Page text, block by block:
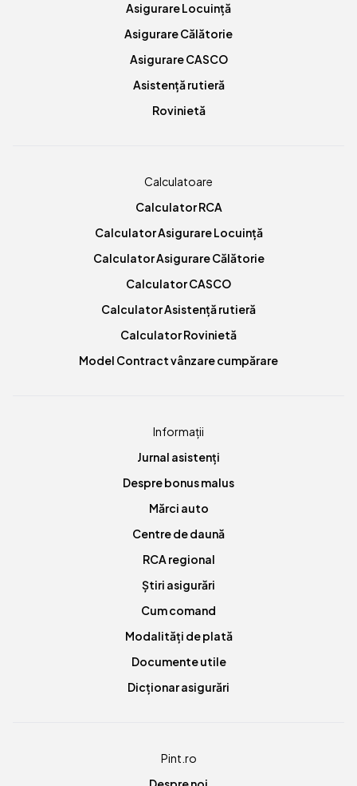
Asigurare Locuință
Asigurare Călătorie
Asigurare CASCO
Asistență rutieră
Rovinietă
Calculatoare
Calculator RCA
Calculator Asigurare Locuință
Calculator Asigurare Călătorie
Calculator CASCO
Calculator Asistență rutieră
Calculator Rovinietă
Model Contract vânzare cumpărare
Informații
Jurnal asistenți
Despre bonus malus
Mărci auto
Centre de daună
RCA regional
Știri asigurări
Cum comand
Modalități de plată
Documente utile
Dicționar asigurări
Pint.ro